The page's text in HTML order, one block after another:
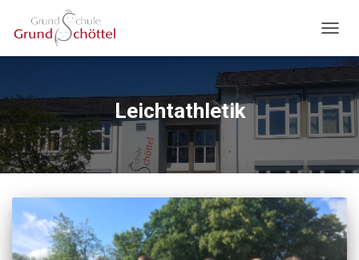
Leichtathletik